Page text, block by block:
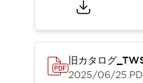
ダウンタイムを長引かせる
危険性の低い機械にカテゴ
光電センサでは実現できな
一覧を表示する
旧カタログ
2025/06/25